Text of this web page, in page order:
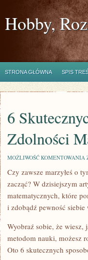
Hobby,
STRONA GŁÓWNA SPIS
6
Zdolności
MOŻLIWOŚĆ KOMENTOWANIA
Czy zawsze marzyłeś⁤ o
zacząć? W dzisiejszym
matematycznych, które
i zdobądź pewność
Wyobraź sobie, ‍że
metodom nauki, możesz
Oto 6 skutecznych